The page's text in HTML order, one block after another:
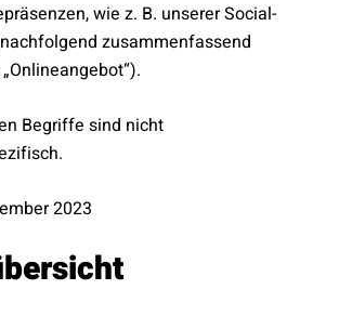
wie z. B. unserer Social-
zusammenfassend
Begriffe sind nicht
2023